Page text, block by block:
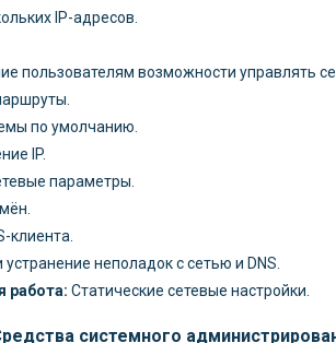
IP-адресов.
пользователям возможности управлять
по умолчанию.
IP.
параметры.
клиента.
неполадок с сетью и DNS.
работа: Статические сетевые настройки.
системного